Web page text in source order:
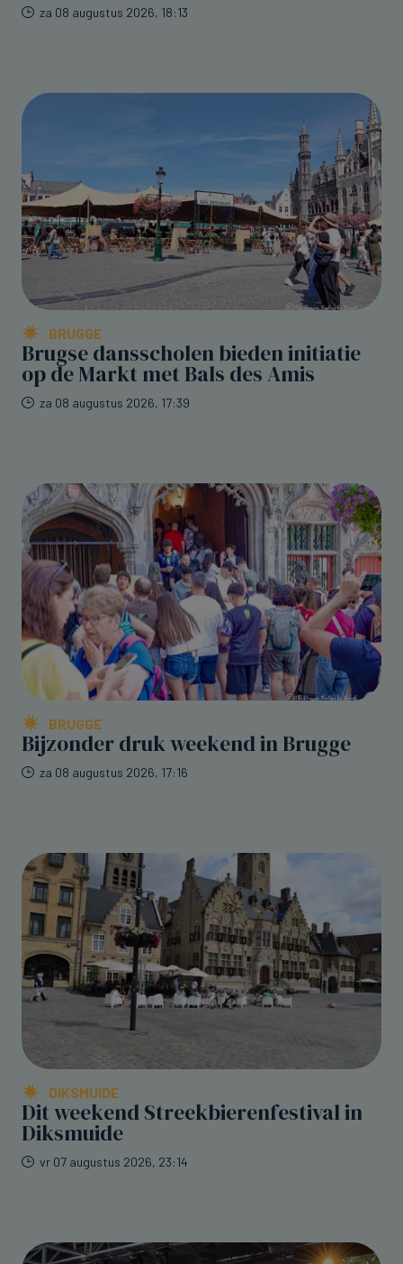
za 08 augustus 2026, 18:13
BRUGGE
Brugse dansscholen bieden initiatie
op de Markt met Bals des Amis
za 08 augustus 2026, 17:39
BRUGGE
Bijzonder druk weekend in Brugge
za 08 augustus 2026, 17:16
DIKSMUIDE
Dit weekend Streekbierenfestival in
Diksmuide
vr 07 augustus 2026, 23:14